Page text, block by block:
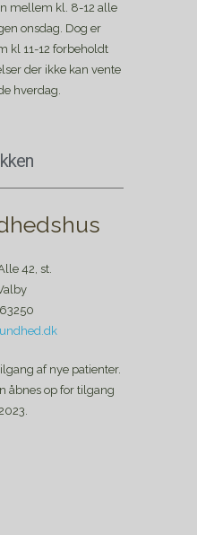
mellem kl. 8-12 alle
onsdag. Dog er
kl 11-12 forbeholdt
der ikke kan vente
hverdag.
42, st.
af nye patienter.
åbnes op for tilgang